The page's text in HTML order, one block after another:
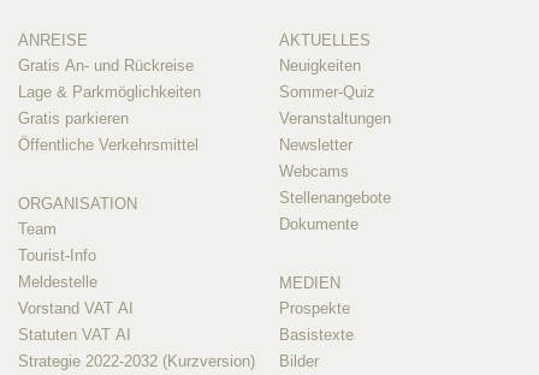
ANREISE
Gratis An- und Rückreise
Lage & Parkmöglichkeiten
Gratis parkieren
Öffentliche Verkehrsmittel
ORGANISATION
Team
Tourist-Info
Meldestelle
Vorstand VAT AI
Statuten VAT AI
Strategie 2022-2032 (Kurzversion)
AKTUELLES
Neuigkeiten
Sommer-Quiz
Veranstaltungen
Newsletter
Webcams
Stellenangebote
Dokumente
MEDIEN
Prospekte
Basistexte
Bilder